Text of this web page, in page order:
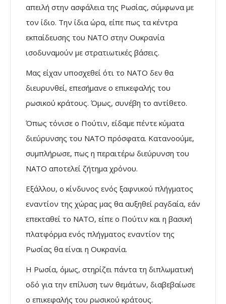
απειλή στην ασφάλεια της Ρωσίας, σύμφωνα με
τον ίδιο. Την ίδια ώρα, είπε πως τα κέντρα
εκπαίδευσης του ΝΑΤΟ στην Ουκρανία
ισοδυναμούν με στρατιωτικές βάσεις.
Μας είχαν υποσχεθεί ότι το ΝΑΤΟ δεν θα
διευρυνθεί, επεσήμανε ο επικεφαλής του
ρωσικού κράτους. Όμως, συνέβη το αντίθετο.
Όπως τόνισε ο Πούτιν, είδαμε πέντε κύματα
διεύρυνσης του ΝΑΤΟ πρόσφατα. Κατανοούμε,
συμπλήρωσε, πως η περαιτέρω διεύρυνση του
ΝΑΤΟ αποτελεί ζήτημα χρόνου.
Εξάλλου, ο κίνδυνος ενός ξαφνικού πλήγματος
εναντίον της χώρας μας θα αυξηθεί ραγδαία, εάν
επεκταθεί το ΝΑΤΟ, είπε ο Πούτιν και η βασική
πλατφόρμα ενός πλήγματος εναντίον της
Ρωσίας θα είναι η Ουκρανία.
Η Ρωσία, όμως, στηρίζει πάντα τη διπλωματική
οδό για την επίλυση των θεμάτων, διαβεβαίωσε
ο επικεφαλής του ρωσικού κράτους.